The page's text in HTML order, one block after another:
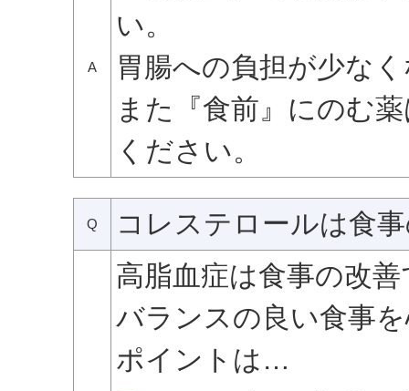
A
い。
胃腸への負担が少な
また『食前』にのむ
ください。
Q コレステロールは食
高脂血症は食事の改
バランスの良い食事
ポイントは…